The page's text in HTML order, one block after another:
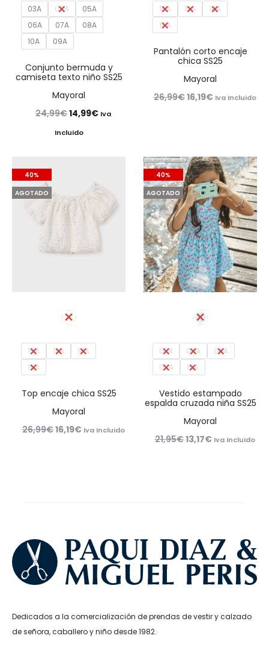
03A 04A
05A
06A
07A
08A
10A
09A
Conjunto bermuda y
camiseta texto niño SS25
Mayoral
24,99€El
precio
24,99€.
14,99€El
14,99€.
Iva
Incluido
10A 12A
14A
16A
Pantalón corto encaje
chica SS25
Mayoral
26,99€El
26,99€.
16,19€El
16,19€.
Iva Incluido
40%
AGOTADO
10A 12A
14A
16A
Top encaje chica SS25
Mayoral
26,99€El
16,19€ElIva Incluido
40%
AGOTADO
02A 04A
06A
08A
10A
Vestido estampado
espalda cruzada niña SS25
Mayoral
21,95€El
13,17€ElIva Incluido
Dedicados a la comercialización de prendas de vestir y calzado
de señora, caballero y niño desde 1982.